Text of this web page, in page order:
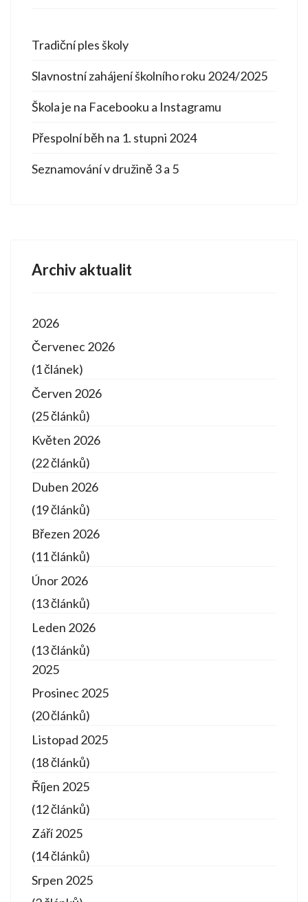
Tradiční ples školy
Slavnostní zahájení školního roku 2024/2025
Škola je na Facebooku a Instagramu
Přespolní běh na 1. stupni 2024
Seznamování v družině 3 a 5
Archiv aktualit
2026
Červenec 2026
(1 článek)
Červen 2026
(25 článků)
Květen 2026
(22 článků)
Duben 2026
(19 článků)
Březen 2026
(11 článků)
Únor 2026
(13 článků)
Leden 2026
(13 článků)
2025
Prosinec 2025
(20 článků)
Listopad 2025
(18 článků)
Říjen 2025
(12 článků)
Září 2025
(14 článků)
Srpen 2025